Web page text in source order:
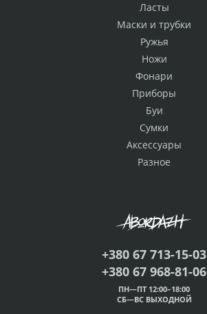
Ласты
Маски и трубки
Ружья
Ножи
Фонари
Приборы
Буи
Сумки
Аксессуары
Разное
+380 67 713-15-03
+380 67 968-81-06
ПН—ПТ 12:00–18:00
СБ—ВС ВЫХОДНОЙ